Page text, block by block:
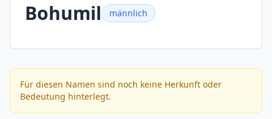
Bohumil männlich
Für diesen Namen sind noch keine Herkunft oder
Bedeutung hinterlegt.